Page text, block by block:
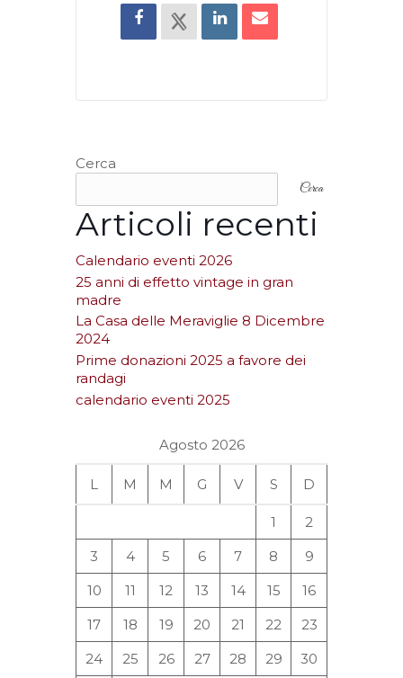
Cerca
Cerca
Articoli recenti
Calendario eventi 2026
25 anni di effetto vintage in gran
madre
La Casa delle Meraviglie 8 Dicembre
2024
Prime donazioni 2025 a favore dei
randagi
calendario eventi 2025
Agosto 2026
L M M G V S D
1
2
3
4 5 6 7 8
9
10
11 12 13 14 15
16
17
18 19 20 21 22
23
24
25 26 27 28 29 30